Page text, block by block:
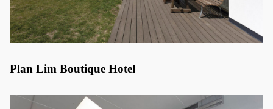
Plan Lim Boutique Hotel